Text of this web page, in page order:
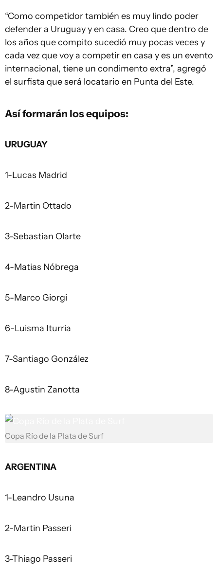
“Como competidor también es muy lindo poder
defender a Uruguay y en casa. Creo que dentro de
los años que compito sucedió muy pocas veces y
cada vez que voy a competir en casa y es un evento
internacional, tiene un condimento extra”, agregó
el surfista que será locatario en Punta del Este.
Así formarán los equipos:
URUGUAY
1-Lucas Madrid
2-Martin Ottado
3-Sebastian Olarte
4-Matias Nóbrega
5-Marco Giorgi
6-Luisma Iturria
7-Santiago González
8-Agustin Zanotta
Copa Río de la Plata de Surf
ARGENTINA
1-Leandro Usuna
2-Martin Passeri
3-Thiago Passeri